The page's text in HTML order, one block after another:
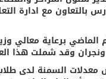
بالتعاون مع ادارة
وقد شملت هذا
السمنة لدى